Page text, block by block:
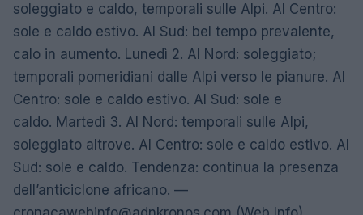
soleggiato e caldo, temporali sulle Alpi. Al Centro:
sole e caldo estivo. Al Sud: bel tempo prevalente,
calo in aumento. Lunedì 2. Al Nord: soleggiato;
temporali pomeridiani dalle Alpi verso le pianure. Al
Centro: sole e caldo estivo. Al Sud: sole e
caldo. Martedì 3. Al Nord: temporali sulle Alpi,
soleggiato altrove. Al Centro: sole e caldo estivo. Al
Sud: sole e caldo. Tendenza: continua la presenza
dell’anticiclone africano. —